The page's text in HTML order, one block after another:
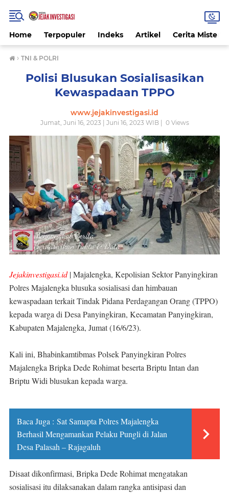
Home Terpopuler Indeks Artikel Cerita Misteri
› TNI & POLRI
Polisi Blusukan Sosialisasikan
Kewaspadaan TPPO
www.jejakinvestigasi.id
Jumat, Juni 16, 2023 | Juni 16, 2023 WIB | 0Views
Jejakinvestigasi.id| Majalengka, Kepolisian Sektor Panyingkiran
Polres Majalengka blusuka sosialisasi dan himbauan
kewaspadaan terkait Tindak Pidana Perdagangan Orang (TPPO)
kepada warga di Desa Panyingkiran, Kecamatan Panyingkiran,
Kabupaten Majalengka, Jumat (16/6/23).
Kali ini, Bhabinkamtibmas Polsek Panyingkiran Polres
Majalengka Bripka Dede Rohimat beserta Briptu Intan dan
Briptu Widi blusukan kepada warga.
Baca Juga : Sat Samapta Polres Majalengka
Berhasil Mengamankan Pelaku Pungli di Jalan
Desa Palasah – Rajagaluh
Disaat dikonfirmasi, Bripka Dede Rohimat mengatakan
sosialisasi itu dilaksanakan dalam rangka antisipasi dan